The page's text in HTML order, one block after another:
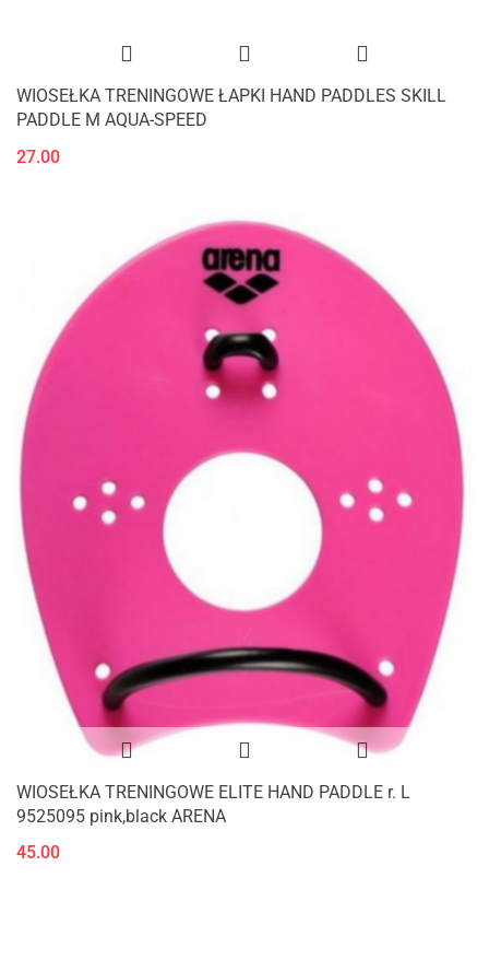
WIOSEŁKA TRENINGOWE ŁAPKI HAND PADDLES SKILL
PADDLE M AQUA-SPEED
27.00
WIOSEŁKA TRENINGOWE ELITE HAND PADDLE r. L
9525095 pink,black ARENA
45.00